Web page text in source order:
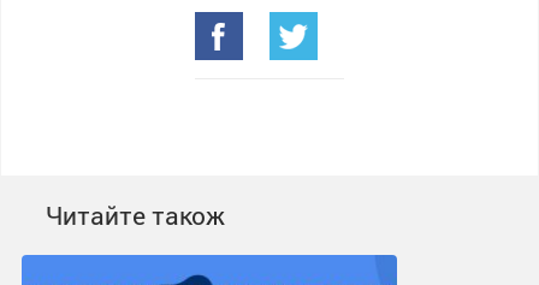
Читайте також